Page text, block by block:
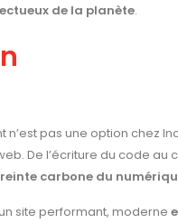
de la planète.
pas une option chez
De l’écriture du code
carbone du
site performant, moderne